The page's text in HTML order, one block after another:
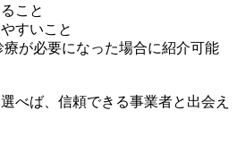
こと
すいこと
が必要になった場合に紹介可能
べば、信頼できる事業者と出会え